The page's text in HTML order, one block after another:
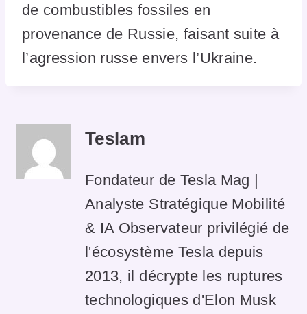
de combustibles fossiles en
provenance de Russie, faisant suite à
l’agression russe envers l’Ukraine.
Teslam
Fondateur de Tesla Mag |
Analyste Stratégique Mobilité
& IA Observateur privilégié de
l'écosystème Tesla depuis
2013, il décrypte les ruptures
technologiques d'Elon Musk